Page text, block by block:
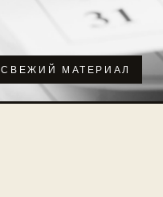
СВЕЖИЙ МАТЕРИАЛ